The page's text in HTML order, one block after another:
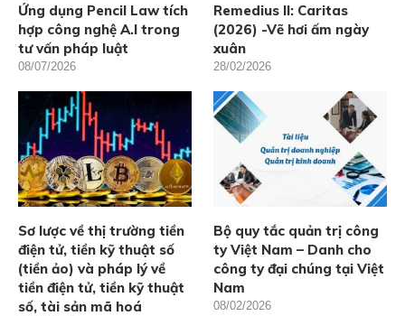
Ứng dụng Pencil Law tích
hợp công nghệ A.I trong
tư vấn pháp luật
08/07/2026
Remedius II: Caritas
(2026) -Vẽ hơi ấm ngày
xuân
28/02/2026
Sơ lược về thị trường tiền
điện tử, tiền kỹ thuật số
(tiền ảo) và pháp lý về
tiền điện tử, tiền kỹ thuật
số, tài sản mã hoá
Bộ quy tắc quản trị công
ty Việt Nam – Danh cho
công ty đại chúng tại Việt
Nam
08/02/2026